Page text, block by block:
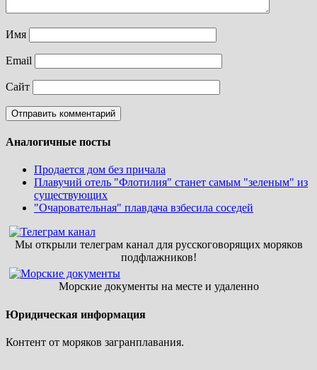
Имя
Email
Сайт
Аналогичные посты
Продается дом без причала
Плавучий отель "Флотилия" станет самым "зеленым" из
существующих
"Очаровательная" плавдача взбесила соседей
Мы открыли телеграм канал для русскоговорящих моряков
подфлажников!
Морские документы на месте и удаленно
Юридическая информация
Контент от моряков загранплавания.